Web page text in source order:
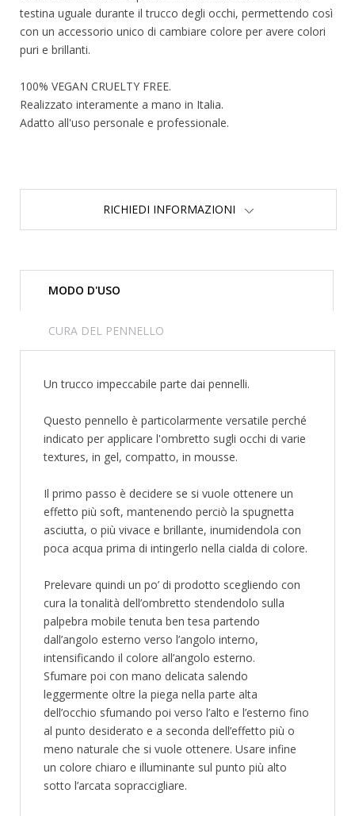
testina uguale durante il trucco degli occhi, permettendo così
con un accessorio unico di cambiare colore per avere colori
puri e brillanti.
100% VEGAN CRUELTY FREE.
Realizzato interamente a mano in Italia.
Adatto all'uso personale e professionale.
RICHIEDI INFORMAZIONI
MODO D'USO
CURA DEL PENNELLO
Un trucco impeccabile parte dai pennelli.
Questo pennello è particolarmente versatile perché
indicato per applicare l'ombretto sugli occhi di varie
textures, in gel, compatto, in mousse.
Il primo passo è decidere se si vuole ottenere un
effetto più soft, mantenendo perciò la spugnetta
asciutta, o più vivace e brillante, inumidendola con
poca acqua prima di intingerlo nella cialda di colore.
Prelevare quindi un po’ di prodotto scegliendo con
cura la tonalità dell’ombretto stendendolo sulla
palpebra mobile tenuta ben tesa partendo
dall’angolo esterno verso l’angolo interno,
intensificando il colore all’angolo esterno.
Sfumare poi con mano delicata salendo
leggermente oltre la piega nella parte alta
dell’occhio sfumando poi verso l’alto e l’esterno fino
al punto desiderato e a seconda dell’effetto più o
meno naturale che si vuole ottenere. Usare infine
un colore chiaro e illuminante sul punto più alto
sotto l’arcata sopraccigliare.